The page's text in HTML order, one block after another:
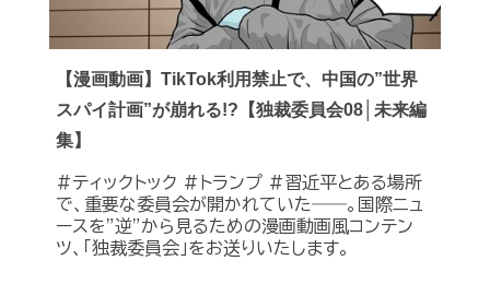
【漫画動画】TikTok利用禁止で、中国の”世界
スパイ計画”が崩れる!?【独裁委員会08│未来編
集】
#ティックトック #トランプ #習近平とある場所
で、重要な委員会が開かれていた――。国際ニュ
ースを”逆”から見るための漫画動画風コンテン
ツ、「独裁委員会」をお送りいたします。